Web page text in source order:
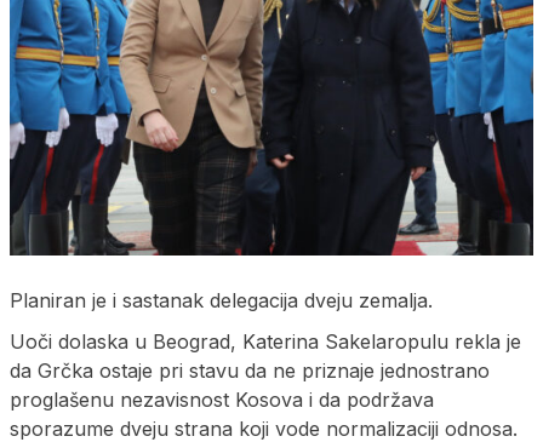
Planiran je i sastanak delegacija dveju zemalja.
Uoči dolaska u Beograd, Katerina Sakelaropulu rekla je
da Grčka ostaje pri stavu da ne priznaje jednostrano
proglašenu nezavisnost Kosova i da podržava
sporazume dveju strana koji vode normalizaciji odnosa.